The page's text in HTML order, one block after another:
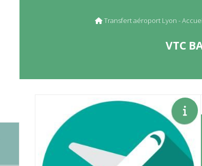
Transfert aéroport Lyon -
VTC